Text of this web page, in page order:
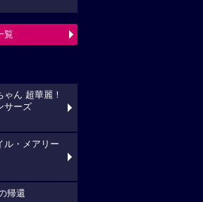
覧
ん 超華麗！
サーズ
ル・メアリー
帰還